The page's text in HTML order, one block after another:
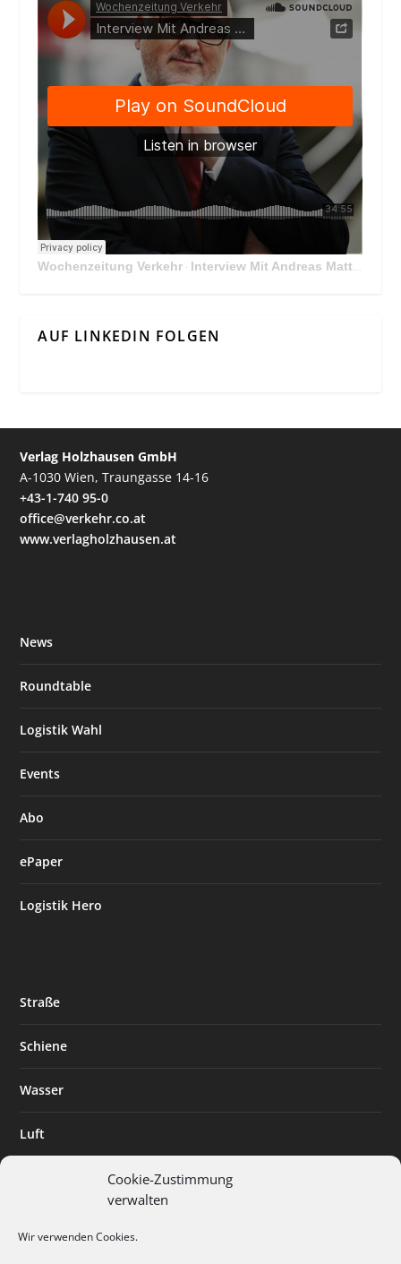
Cookie-Zustimmung
verwalten
Wir verwenden Cookies.
Wochenzeitung Verkehr · Interview Mit Andreas Matthä, CEO der ÖBB Holding
AUF LINKEDIN FOLGEN
Verlag Holzhausen GmbH
A-1030 Wien, Traungasse 14-16
+43-1-740 95-0
office@verkehr.co.at
www.verlagholzhausen.at
News
Roundtable
Logistik Wahl
Events
Abo
ePaper
Logistik Hero
Straße
Schiene
Wasser
Luft